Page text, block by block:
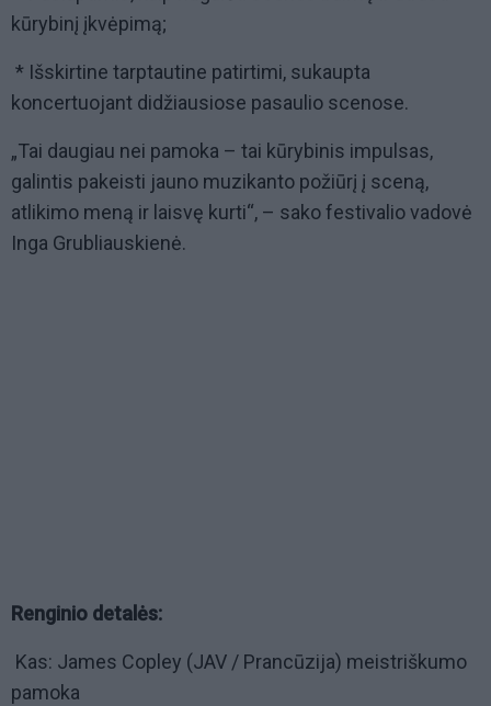
kūrybinį įkvėpimą;
* Išskirtine tarptautine patirtimi, sukaupta
koncertuojant didžiausiose pasaulio scenose.
„Tai daugiau nei pamoka – tai kūrybinis impulsas,
galintis pakeisti jauno muzikanto požiūrį į sceną,
atlikimo meną ir laisvę kurti“, – sako festivalio vadovė
Inga Grubliauskienė.
Renginio detalės:
Kas: James Copley (JAV / Prancūzija) meistriškumo
pamoka